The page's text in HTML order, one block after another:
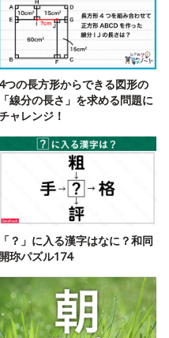
4つの長方形からできる図形の
「線分の長さ」を求める問題に
ャレンジ！
「？」に入る漢字はなに？和同
開珎パズル174